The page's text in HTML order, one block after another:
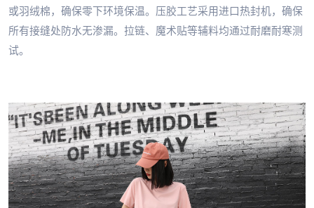
或羽绒棉，确保零下环境保温。压胶工艺采用进口热封机，确保
所有接缝处防水无渗漏。拉链、魔术贴等辅料均通过耐磨耐寒测
试。